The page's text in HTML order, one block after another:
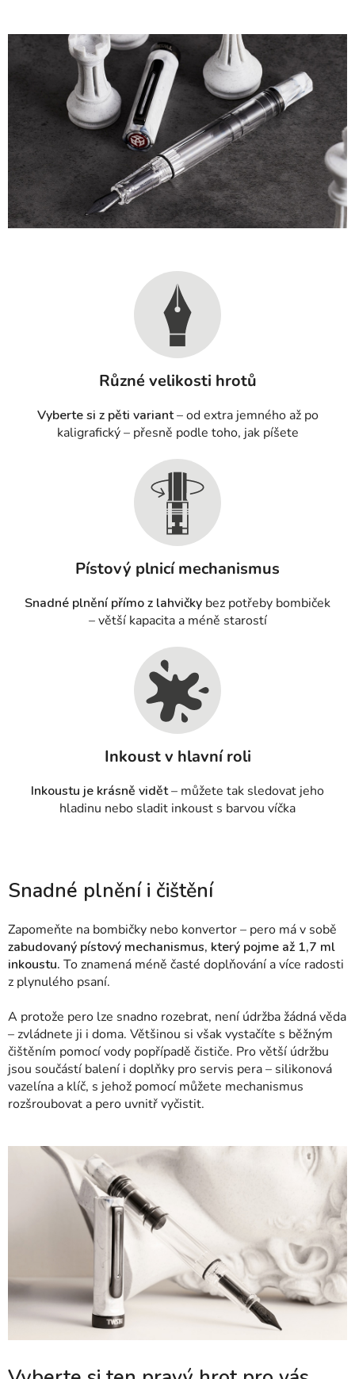
Různé velikosti hrotů
Vyberte si z pěti variant– od extra jemného až po
kaligrafický – přesně podle toho, jak píšete
Pístový plnicí mechanismus
Snadné plnění přímo z lahvičky bez potřeby bombiček
– větší kapacita a méně starostí
Inkoust v hlavní roli
Inkoustu je krásně vidět– můžete tak sledovat jeho
hladinu nebo sladit inkoust s barvou víčka
Snadné plnění i čištění
Zapomeňte na bombičky nebo konvertor – pero má v sobě
zabudovaný pístový mechanismus, který pojme až 1,7 ml
inkoustu. To znamená méně časté doplňování a více radosti
z plynulého psaní.
A protože pero lze snadno rozebrat, není údržba žádná věda
– zvládnete ji i doma. Většinou si však vystačíte s běžným
čištěním pomocí vody popřípadě čističe. Pro větší údržbu
jsou součástí balení i doplňky pro servis pera – silikonová
vazelína a klíč, s jehož pomocí můžete mechanismus
rozšroubovat a pero uvnitř vyčistit.